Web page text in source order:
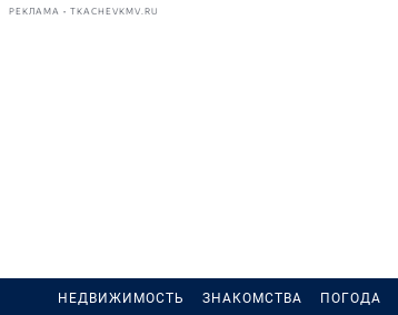
РЕКЛАМА • TKACHEVKMV.RU
НЕДВИЖИМОСТЬ ЗНАКОМСТВА ПОГОДА